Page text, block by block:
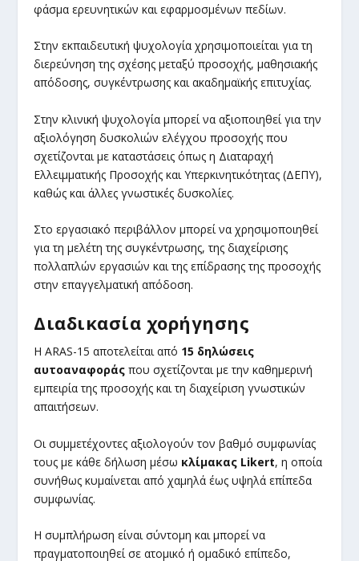
φάσμα ερευνητικών και εφαρμοσμένων πεδίων.
Στην εκπαιδευτική ψυχολογία χρησιμοποιείται για τη
διερεύνηση της σχέσης μεταξύ προσοχής, μαθησιακής
απόδοσης, συγκέντρωσης και ακαδημαϊκής επιτυχίας.
Στην κλινική ψυχολογία μπορεί να αξιοποιηθεί για την
αξιολόγηση δυσκολιών ελέγχου προσοχής που
σχετίζονται με καταστάσεις όπως η Διαταραχή
Ελλειμματικής Προσοχής και Υπερκινητικότητας (ΔΕΠΥ),
καθώς και άλλες γνωστικές δυσκολίες.
Στο εργασιακό περιβάλλον μπορεί να χρησιμοποιηθεί
για τη μελέτη της συγκέντρωσης, της διαχείρισης
πολλαπλών εργασιών και της επίδρασης της προσοχής
στην επαγγελματική απόδοση.
Διαδικασία χορήγησης
Η ARAS-15 αποτελείται από 15 δηλώσεις
αυτοαναφοράς που σχετίζονται με την καθημερινή
εμπειρία της προσοχής και τη διαχείριση γνωστικών
απαιτήσεων.
Οι συμμετέχοντες αξιολογούν τον βαθμό συμφωνίας
τους με κάθε δήλωση μέσω κλίμακας Likert, η οποία
συνήθως κυμαίνεται από χαμηλά έως υψηλά επίπεδα
συμφωνίας.
Η συμπλήρωση είναι σύντομη και μπορεί να
πραγματοποιηθεί σε ατομικό ή ομαδικό επίπεδο,